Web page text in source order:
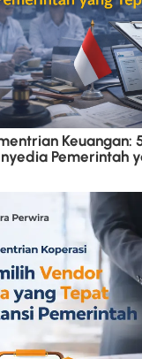
Keuangan:
Pemerintah